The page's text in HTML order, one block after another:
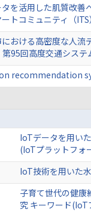
を活用した肌質改善
トコミュニティ（
おける高密度な人流
第95回高度交通シス
recommendation
IoTデータを用い
(IoTプラットフォ
IoT技術を用いた
子育て世代の健康
究 キーワード